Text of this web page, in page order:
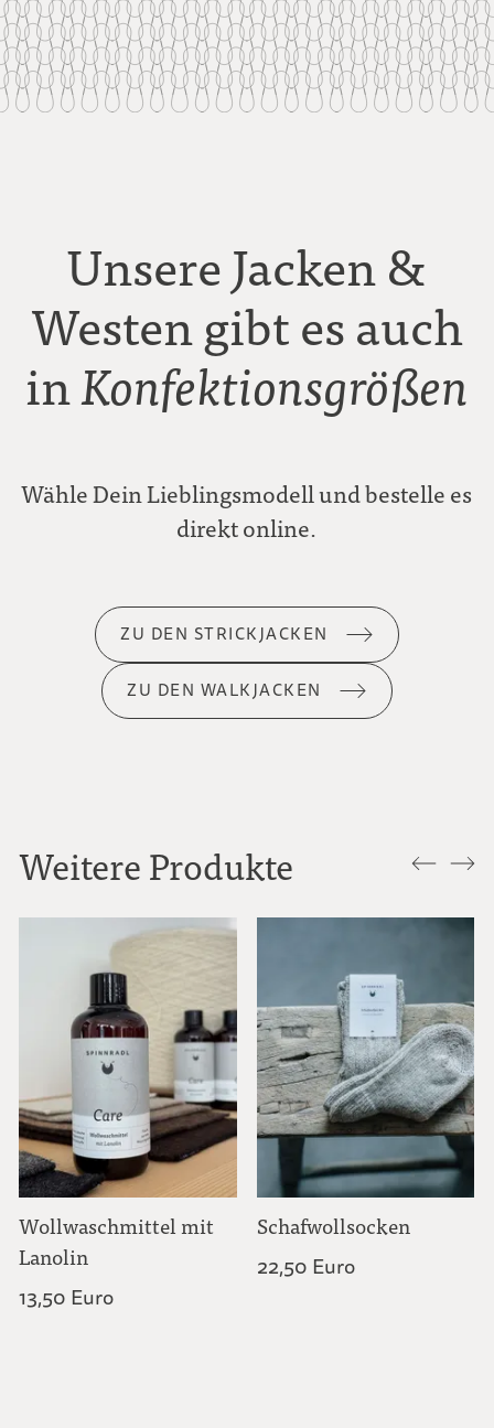
Unsere Jacken &
Westen gibt es auch
inKonfektionsgrößen
Wähle Dein Lieblingsmodell und bestelle es
direkt online.
ZU DEN STRICKJACKEN
ZU DEN WALKJACKEN
Weitere Produkte
Wollwaschmittel mit
Lanolin
13,50 Euro
Schafwollsocken
22,50 Euro